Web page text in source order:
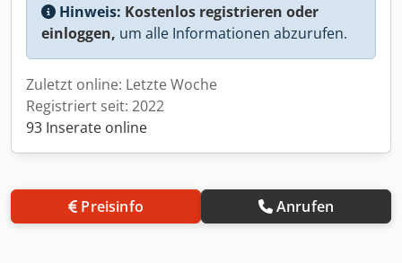
Hinweis: Kostenlos registrieren oder
einloggen, um alle Informationen abzurufen.
Zuletzt online: Letzte Woche
Registriert seit: 2022
93 Inserate online
Preisinfo Anrufen